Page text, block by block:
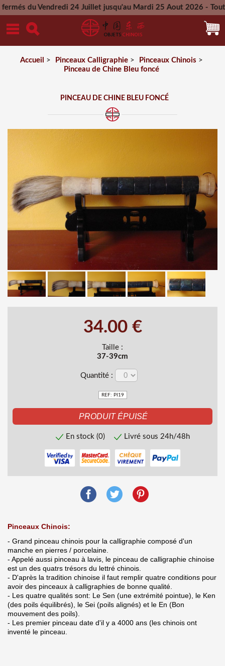
du Vendredi 24 Juillet jusqu'au Mardi 25 Aout 2026 - Toutes
Mercredi 26 Aout 2026
Accueil > Pinceaux Calligraphie> Pinceaux Chinois >
Pinceau de Chine Bleu foncé
PINCEAU DE CHINE BLEU FONCÉ
34.00 €
Taille :
37-39cm
Quantité :
REF: PI19
En stock (0) Livré sous 24h/48h
Pinceaux Chinois:
- Grand pinceau chinois pour la calligraphie composé d'un
manche en pierres / porcelaine.
- Appelé aussi pinceau à lavis, le pinceau de calligraphie chinoise
est un des quatrs trésors du lettré chinois.
- D'après la tradition chinoise il faut remplir quatre conditions pour
avoir des pinceaux à calligraphies de bonne qualité.
- Les quatre qualités sont: Le Sen (une extrémité pointue), le Ken
(des poils équilibrés), le Sei (poils alignés) et le En (Bon
mouvement des poils).
- Les premier pinceau date d'il y a 4000 ans (les chinois ont
inventé le pinceau.